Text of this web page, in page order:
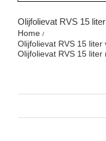
Winkel
Olijfolievat RVS 15
Home
Olijfolievat RVS 15
Olijfolievat RVS 15